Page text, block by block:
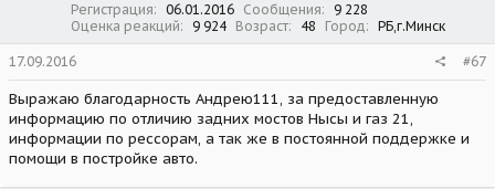
Регистрация 06.01.2016 Сообщения
9 228
Оценка реакций
9 924 Возраст 48 Город РБ,г.Минск
17.09.2016 #67
Выражаю благодарность Андрею111, за предоставленную
информацию по отличию задних мостов Нысы и газ 21,
информации по рессорам, а так же в постоянной поддержке и
помощи в постройке авто.